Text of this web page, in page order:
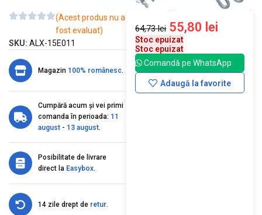
(Acest produs nu a
fost evaluat)
SKU: ALX-15E011
Magazin 100% românesc.
Cumpără acum și vei primi
comanda în perioada: 11
august - 13 august.
Posibilitate de livrare
direct la Easybox.
14 zile drept de retur.
64,73lei 55,80 lei
Stoc epuizat
Stoc epuizat
Comandă pe WhatsApp
Adaugă la favorite